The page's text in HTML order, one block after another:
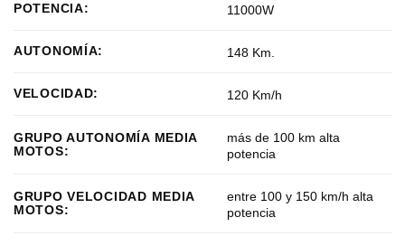
POTENCIA: 11000W
AUTONOMÍA: 148 Km.
VELOCIDAD: 120 Km/h
GRUPO AUTONOMÍA MEDIA
MOTOS:
más de 100 km alta
potencia
GRUPO VELOCIDAD MEDIA
MOTOS:
entre 100 y 150 km/h alta
potencia